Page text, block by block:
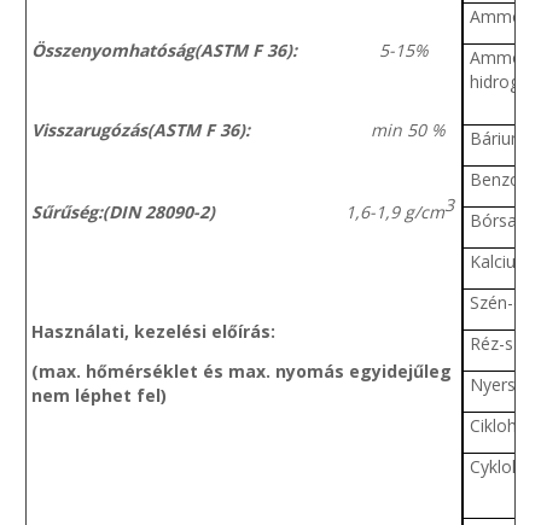
Összenyomhatóság(ASTM F 36):5-15%
Visszarugózás(ASTM F 36):min 50 %
Sűrűség:(DIN 28090-2)1,6-1,9 g/cm3
Használati, kezelési előírás:
(max. hőmérséklet és max. nyomás egyidejűleg
nem léphet fel)
Bárium-
Benzol
Bórsav
Szén-
Réz-